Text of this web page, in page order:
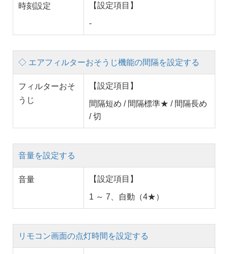
時刻設定 【設定項目】
-
◇ エアフィルターおそうじ機能の間隔を設定する
フィルターおそ
うじ
【設定項目】
間隔短め / 間隔標準★ / 間隔長め
/ 切
音量を設定する
音量 【設定項目】
1 ～ 7、自動（4★）
リモコン画面の点灯時間を設定する